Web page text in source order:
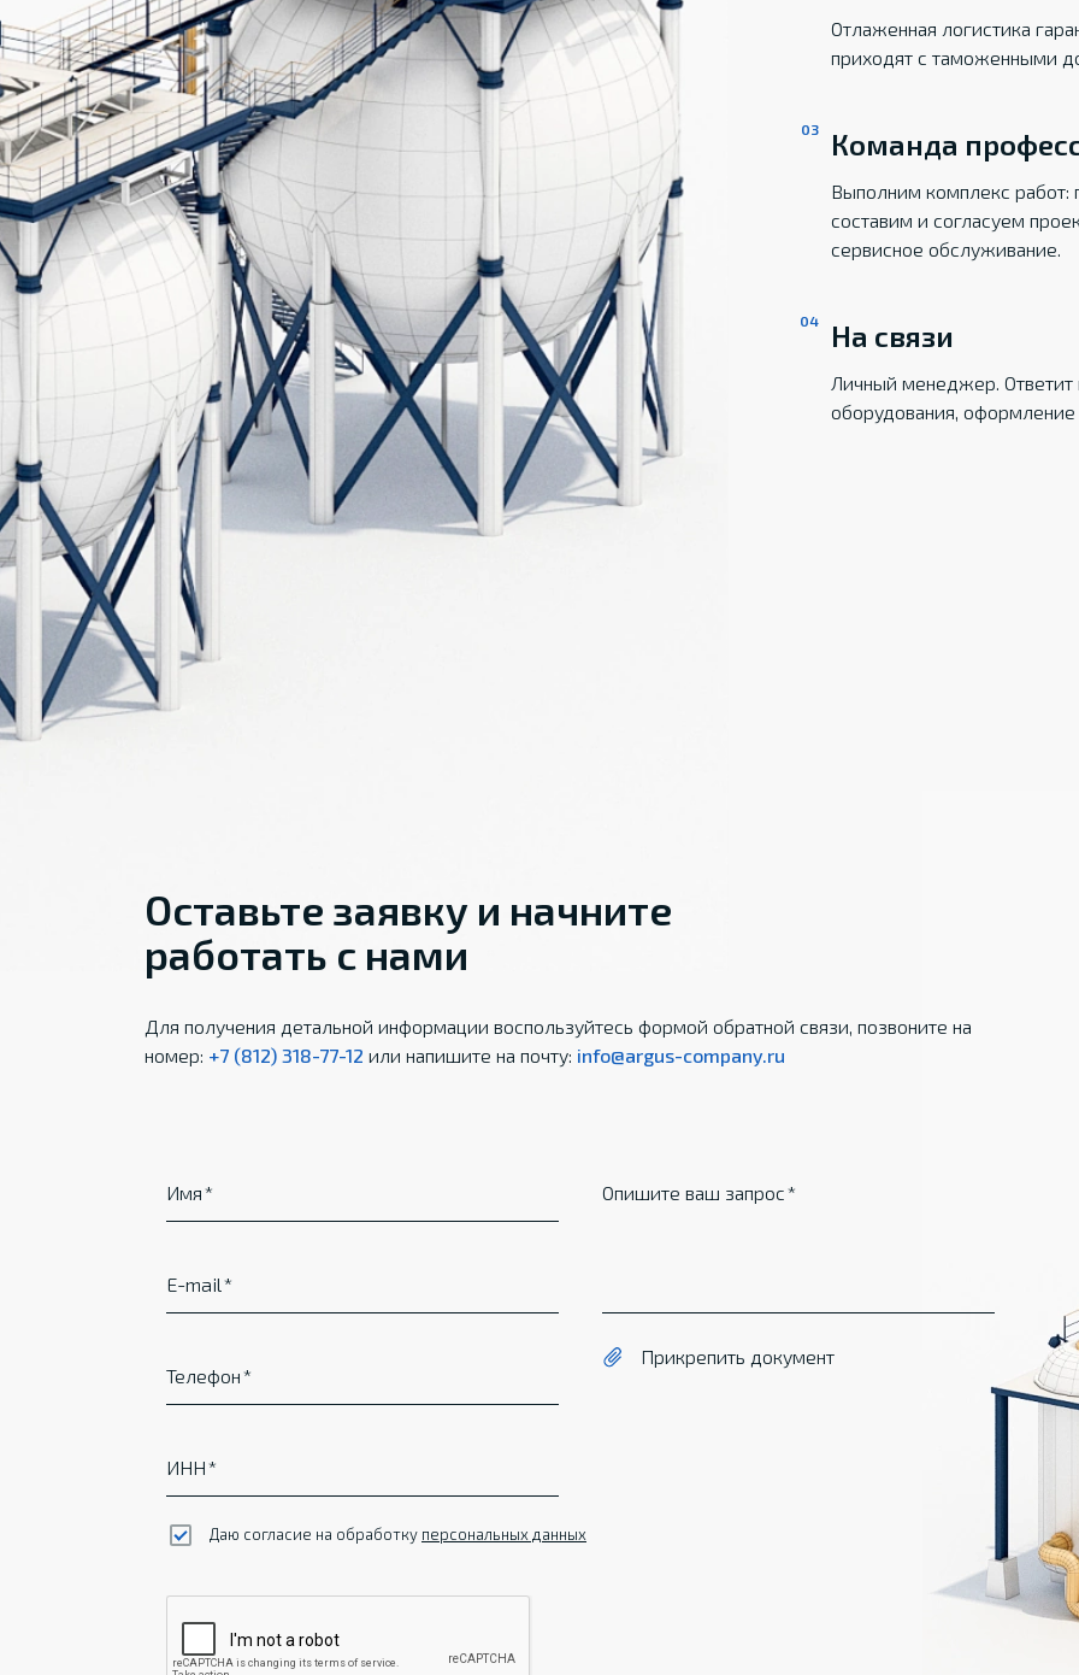
Отлаженная логистика
приходят с таможенными
Команда
Выполним комплекс работ:
составим и согласуем
сервисное обслуживание.
На связи
Личный менеджер.
оборудования, оформление
Оставьте заявку и начните
работать с нами
Для получения детальной информации воспользуйтесь формой обратной связи, позвоните на
номер: +7 (812) 318-77-12 или напишите на почту: info@argus-company.ru
Имя
E-mail
Телефон
ИНН
Опишите ваш запрос
Прикрепить документ
Даю согласие на обработку персональных данных